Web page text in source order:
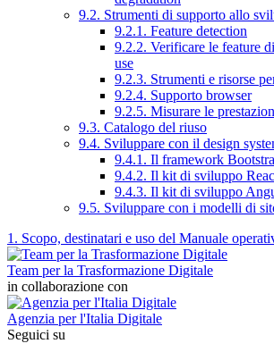
9.2. Strumenti di supporto allo
9.2.1. Feature detection
9.2.2. Verificare le feature
use
9.2.3. Strumenti e risorse
9.2.4. Supporto browser
9.2.5. Misurare le
9.3. Catalogo del riuso
9.4. Sviluppare con il design
9.4.1. Il framework
9.4.2. Il kit di sviluppo
9.4.3. Il kit di sviluppo
9.5. Sviluppare con i modelli di
1. Scopo, destinatari e uso del Manuale
Team per la Trasformazione Digitale
in collaborazione con
Agenzia per l'Italia Digitale
Seguici su